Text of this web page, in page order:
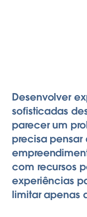
Desenvolver
sofisticadas
parecer um
precisa pensar
com recursos
experiências
limitar apenas